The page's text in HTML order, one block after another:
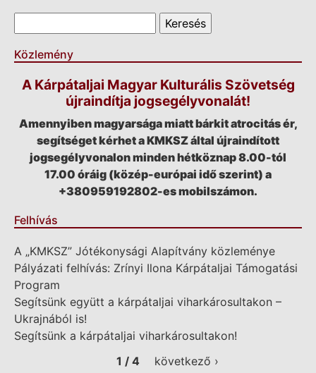
Keresés űrlap
Keresés
Közlemény
A Kárpátaljai Magyar Kulturális Szövetség
újraindítja jogsegélyvonalát!
Amennyiben magyarsága miatt bárkit atrocitás ér,
segítséget kérhet a KMKSZ által újraindított
jogsegélyvonalon minden hétköznap 8.00-tól
17.00 óráig (közép-európai idő szerint) a
+380959192802-es mobilszámon.
Felhívás
A „KMKSZ” Jótékonysági Alapítvány közleménye
Pályázati felhívás: Zrínyi Ilona Kárpátaljai Támogatási
Program
Segítsünk együtt a kárpátaljai viharkárosultakon –
Ukrajnából is!
Segítsünk a kárpátaljai viharkárosultakon!
1 / 4
következő ›